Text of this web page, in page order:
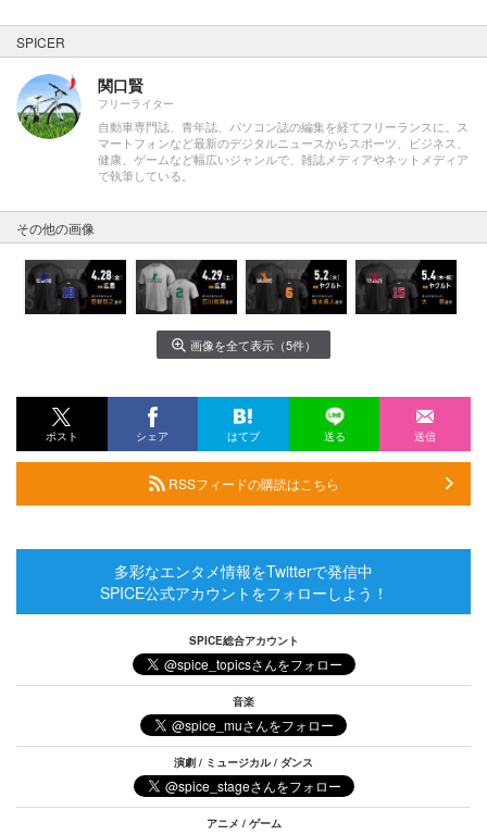
SPICER
関口賢
フリーライター
自動車専門誌、青年誌、パソコン誌の編集を経てフリーランスに。ス
マートフォンなど最新のデジタルニュースからスポーツ、ビジネス、
健康、ゲームなど幅広いジャンルで、雑誌メディアやネットメディア
で執筆している。
その他の画像
画像を全て表示（5件）
ポスト シェア はてブ 送る 送信
RSSフィードの購読はこちら
多彩なエンタメ情報をTwitterで発信中
SPICE公式アカウントをフォローしよう！
SPICE総合アカウント
音楽
演劇 / ミュージカル / ダンス
アニメ / ゲーム